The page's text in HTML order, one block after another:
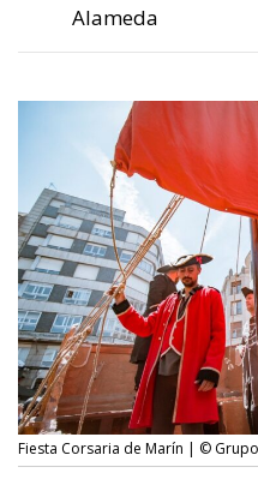
Alameda
Fiesta Corsaria de Marín | ©